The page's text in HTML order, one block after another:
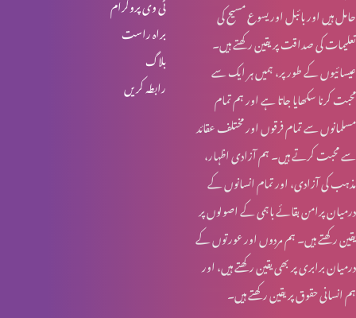
عید قیامت المسیح کی خاص نشست (پارٹ 1)
عید ولادت المنجی
فرشتوں میں جماعتی بندش (پارٹ 2)
فرشتوں میں جماعتی بندش (پارٹ 1)
براہ راست
بلاگ
رابطہ کریں
حامل ہیں اور بائبل اور یسوع مسیح کی
تعلیمات کی صداقت پر یقین رکھتے ہیں۔
عیسائیوں کے طور پر، ہمیں ہر ایک سے
محبت کرنا سکھایا جاتا ہے اور ہم تمام
مسلمانوں سے تمام فرقوں اور مختلف عقائد
سے محبت کرتے ہیں۔ ہم آزادی اظہار،
مذہب کی آزادی، اور تمام انسانوں کے
درمیان پرامن بقائے باہمی کے اصولوں پر
یقین رکھتے ہیں۔ ہم مردوں اور عورتوں کے
درمیان برابری پر بھی یقین رکھتے ہیں، اور
ہم انسانی حقوق پر یقین رکھتے ہیں۔